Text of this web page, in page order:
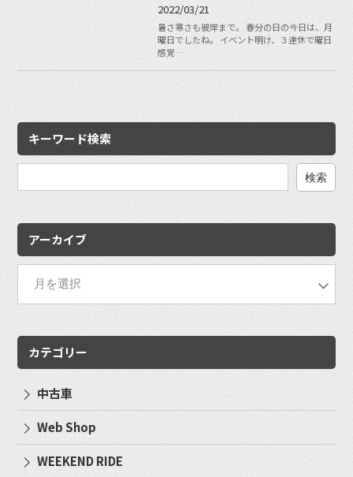
2022/03/21
暑さ寒さも彼岸まで。 春分の日の今日は、月
曜日でしたね。 イベント明け、３連休で曜日
感覚…
キーワード検索
アーカイブ
カテゴリー
中古車
Web Shop
WEEKEND RIDE